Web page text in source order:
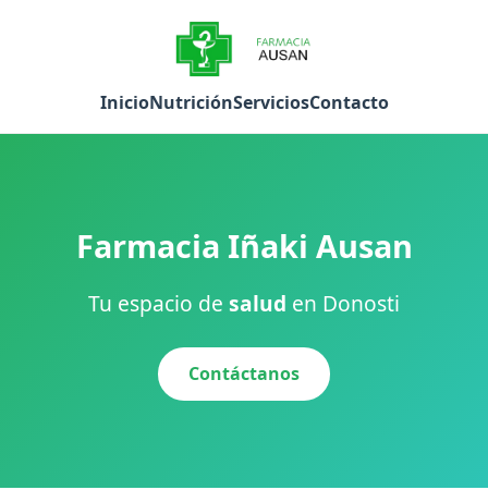
InicioNutriciónServiciosContacto
Farmacia Iñaki Ausan
Tu espacio de salud en Donosti
Contáctanos